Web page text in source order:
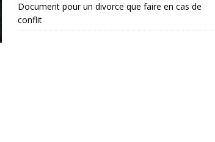
Document pour un divorce que faire en cas de
conflit